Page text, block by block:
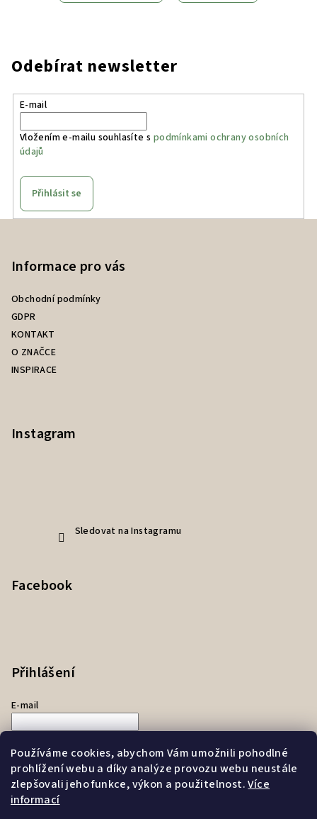
Používáme cookies, abychom Vám umožnili pohodlné
prohlížení webu a díky analýze provozu webu neustále
zlepšovali jeho funkce, výkon a použitelnost.Více
informací
Odebírat newsletter
E-mail
Vložením e-mailu souhlasíte s podmínkami ochrany osobních
údajů
Přihlásit se
Informace pro vás
Obchodní podmínky
GDPR
KONTAKT
O ZNAČCE
INSPIRACE
Instagram
Sledovat na Instagramu
Facebook
Přihlášení
E-mail
Přihlásit se
Nová registrace